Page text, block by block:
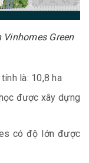
Green
là: 10,8 ha
được xây dựng
có độ lớn được